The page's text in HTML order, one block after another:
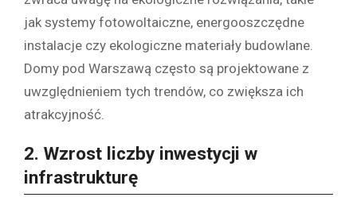
jak systemy fotowoltaiczne, energooszczędne
instalacje czy ekologiczne materiały budowlane.
Domy pod Warszawą często są projektowane z
uwzględnieniem tych trendów, co zwiększa ich
atrakcyjność.
2. Wzrost liczby inwestycji w
infrastrukturę